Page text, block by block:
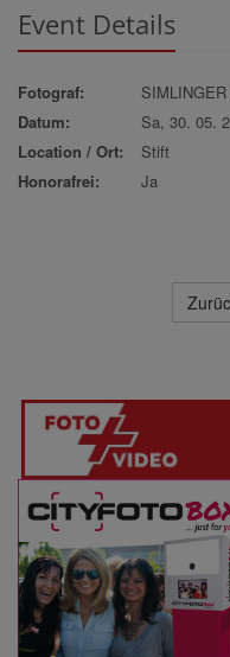
Event Details
Fotograf:
Datum:
Sa, 30. 05.
Location / Ort:
Stift
Honorafrei:
Ja